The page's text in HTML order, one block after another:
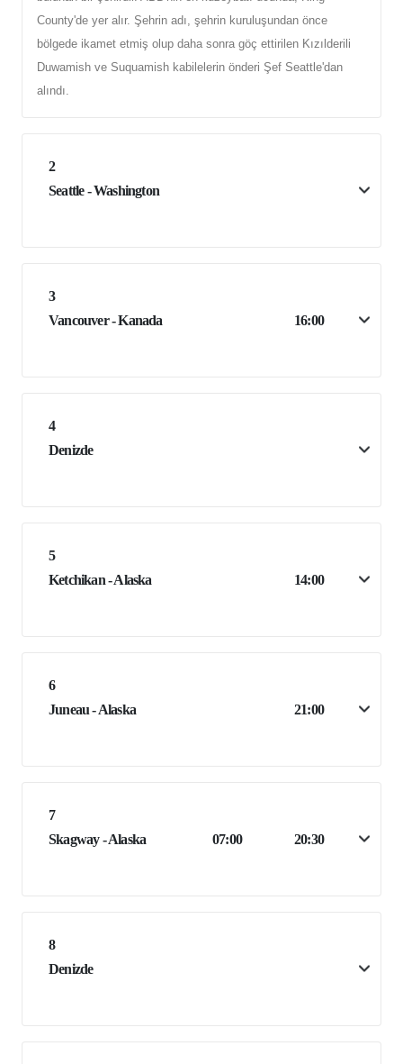
County'de yer alır. Şehrin adı, şehrin kuruluşundan önce
bölgede ikamet etmiş olup daha sonra göç ettirilen Kızılderili
Duwamish ve Suquamish kabilelerin önderi Şef Seattle'dan
alındı.
2
Seattle - Washington
3
Vancouver - Kanada
16:00
4
Denizde
5
Ketchikan - Alaska
14:00
6
Juneau - Alaska
21:00
7
Skagway - Alaska
07:00 20:30
8
Denizde